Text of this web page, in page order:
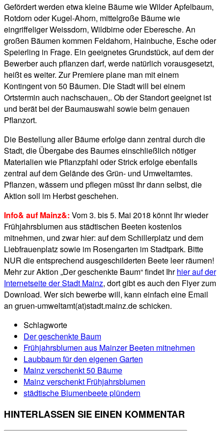
Gefördert werden etwa kleine Bäume wie Wilder Apfelbaum,
Rotdorn oder Kugel-Ahorn, mittelgroße Bäume wie
eingriffeliger Weissdorn, Wildbirne oder Eberesche. An
großen Bäumen kommen Feldahorn, Hainbuche, Esche oder
Speierling in Frage. Ein geeignetes Grundstück, auf dem der
Bewerber auch pflanzen darf, werde natürlich vorausgesetzt,
heißt es weiter. Zur Premiere plane man mit einem
Kontingent von 50 Bäumen. Die Stadt will bei einem
Ortstermin auch nachschauen,. Ob der Standort geeignet ist
und berät bei der Baumauswahl sowie beim genauen
Pflanzort.
Die Bestellung aller Bäume erfolge dann zentral durch die
Stadt, die Übergabe des Baumes einschließlich nötiger
Materialien wie Pflanzpfahl oder Strick erfolge ebenfalls
zentral auf dem Gelände des Grün- und Umweltamtes.
Pflanzen, wässern und pflegen müsst Ihr dann selbst, die
Aktion soll im Herbst geschehen.
Info& auf Mainz&: Vom 3. bis 5. Mai 2018 könnt Ihr wieder
Frühjahrsblumen aus städtischen Beeten kostenlos
mitnehmen, und zwar hier: auf dem Schillerplatz und dem
Liebfrauenplatz sowie im Rosengarten im Stadtpark. Bitte
NUR die entsprechend ausgeschilderten Beete leer räumen!
Mehr zur Aktion „Der geschenkte Baum“ findet Ihrhier auf der
Internetseite der Stadt Mainz, dort gibt es auch den Flyer zum
Download. Wer sich bewerbe will, kann einfach eine Email
an gruen-umweltamt(at)stadt.mainz.de schicken.
Schlagworte
Der geschenkte Baum
Frühjahrsblumen aus Mainzer Beeten mitnehmen
Laubbaum für den eigenen Garten
Mainz verschenkt 50 Bäume
Mainz verschenkt Frühjahrsblumen
städtische Blumenbeete plündern
HINTERLASSEN SIE EINEN KOMMENTAR